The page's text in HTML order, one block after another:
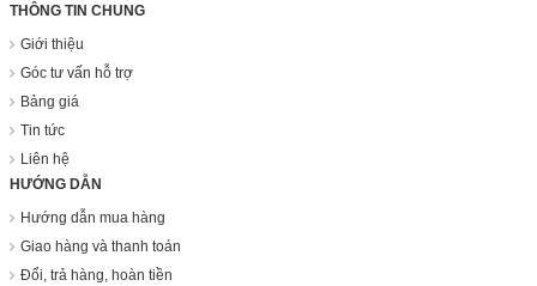
THÔNG TIN CHUNG
Giới thiệu
Góc tư vấn hỗ trợ
Bảng giá
Tin tức
Liên hệ
HƯỚNG DẪN
Hướng dẫn mua hàng
Giao hàng và thanh toán
Đổi, trả hàng, hoàn tiền